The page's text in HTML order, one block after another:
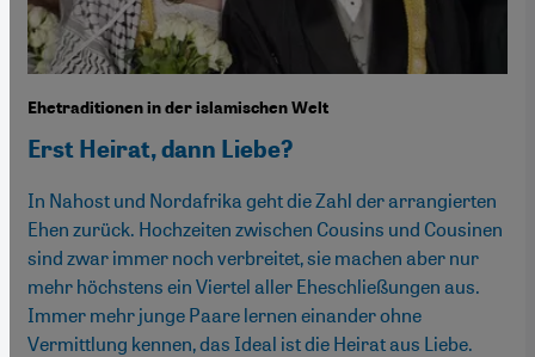
Ehetraditionen in der islamischen Welt
Erst Heirat, dann Liebe?
In Nahost und Nordafrika geht die Zahl der arrangierten
Ehen zurück. Hochzeiten zwischen Cousins und Cousinen
sind zwar immer noch verbreitet, sie machen aber nur
mehr höchstens ein Viertel aller Eheschließungen aus.
Immer mehr junge Paare lernen einander ohne
Vermittlung kennen, das Ideal ist die Heirat aus Liebe.